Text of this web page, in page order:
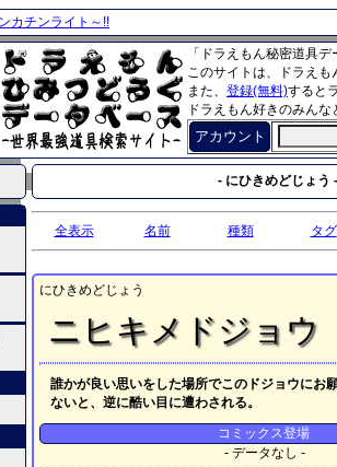
カチンライト～!!
「ドラえもん秘密道具
このサイトは、ドラえ
また、 登録(無料)すると
ドラえもん好きのみん
アカウント
- にひきめどじょう -
全表示 名前 種類 タグ
にひきめどじょう
ニヒキメドジョウ
誰かが良い思いをした場所でこのドジョウにお
ないと、逆に酷い目に遭わされる。
コミックス登場
- データなし -